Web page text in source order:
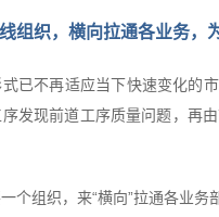
组织，横向拉通各业务，
已不再适应当下快速变化的
发现前道工序质量问题，再
个组织，来“横向”拉通各业